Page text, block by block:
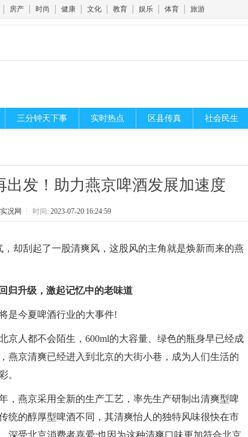
房产 时尚 健康 文化 教育 娱乐 体育 旅游
三分钟天下事 实时热点 区县传真 社会民生
出发！助力燕京啤酒发展加速度
实况网 ┆ 时间: 2023-07-20 16:24:59
却刮起了一股清爽风，这股风的主角就是焕新而来的燕
归升级，激起记忆中的老味道
是今夏啤酒行业的大事件!
京人都不会陌生，600ml的大容量、绿色的瓶身早已经成
燕京清爽已经进入到北京的大街小巷，成为人们生活的
。
，燕京采用全新的生产工艺，率先生产研制出清爽型啤
统的醇厚型啤酒不同，其清爽怡人的独特风味很快在市
深受北京消费者喜爱;也因为这种清爽口味更加符合北京